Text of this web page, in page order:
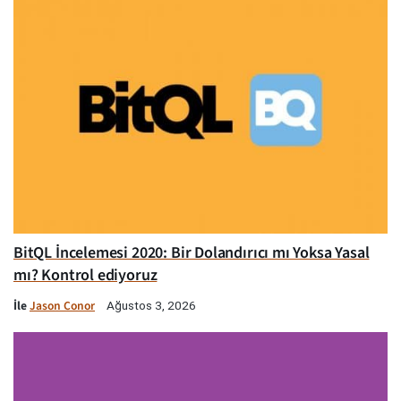
BitQL İncelemesi 2020: Bir Dolandırıcı mı Yoksa Yasal
mı? Kontrol ediyoruz
İleJason Conor Ağustos 3, 2026